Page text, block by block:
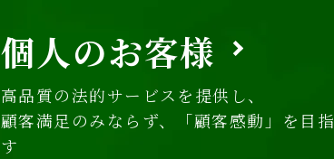
個人のお客様
高品質の法的サービスを提供し、
顧客満足のみならず、「顧客感動」を目指
す